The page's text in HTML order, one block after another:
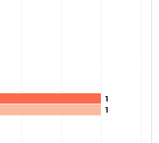
1
1